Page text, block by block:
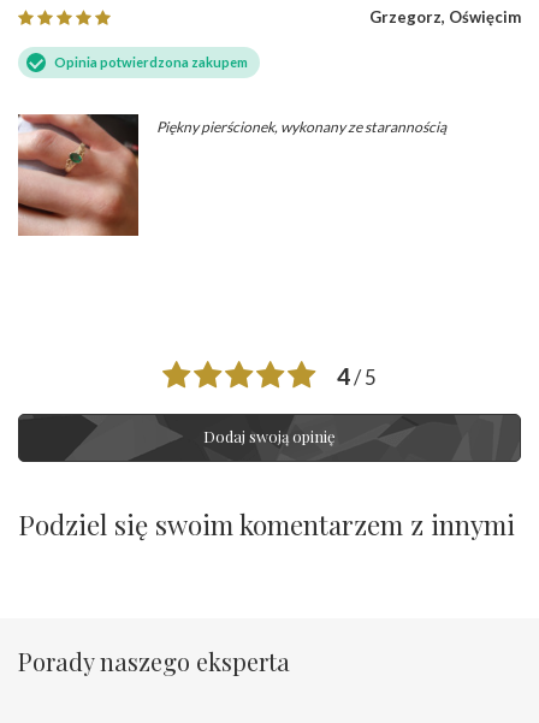
Grzegorz, Oświęcim
Opinia potwierdzona zakupem
Piękny pierścionek, wykonany ze starannością
4/ 5
Dodaj swoją opinię
Podziel się swoim komentarzem z innymi
Porady naszego eksperta